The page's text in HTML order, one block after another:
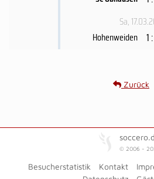
Sa,
Hohenweiden
1
Zurück
© 2006 -
Besucherstatistik Kontakt